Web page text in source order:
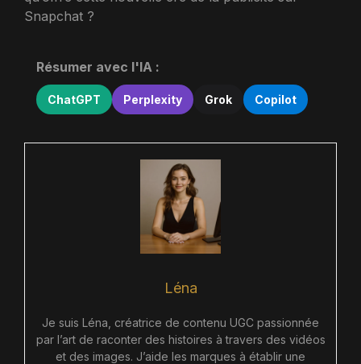
Snapchat ?
Résumer avec l'IA :
ChatGPT Perplexity Grok Copilot
Léna
Je suis Léna, créatrice de contenu UGC passionnée
par l’art de raconter des histoires à travers des vidéos
et des images. J’aide les marques à établir une